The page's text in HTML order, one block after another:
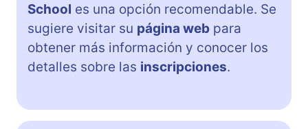
School es una opción recomendable. Se
sugiere visitar su página web para
obtener más información y conocer los
detalles sobre las inscripciones.